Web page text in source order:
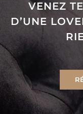
VENEZ
D’UNE